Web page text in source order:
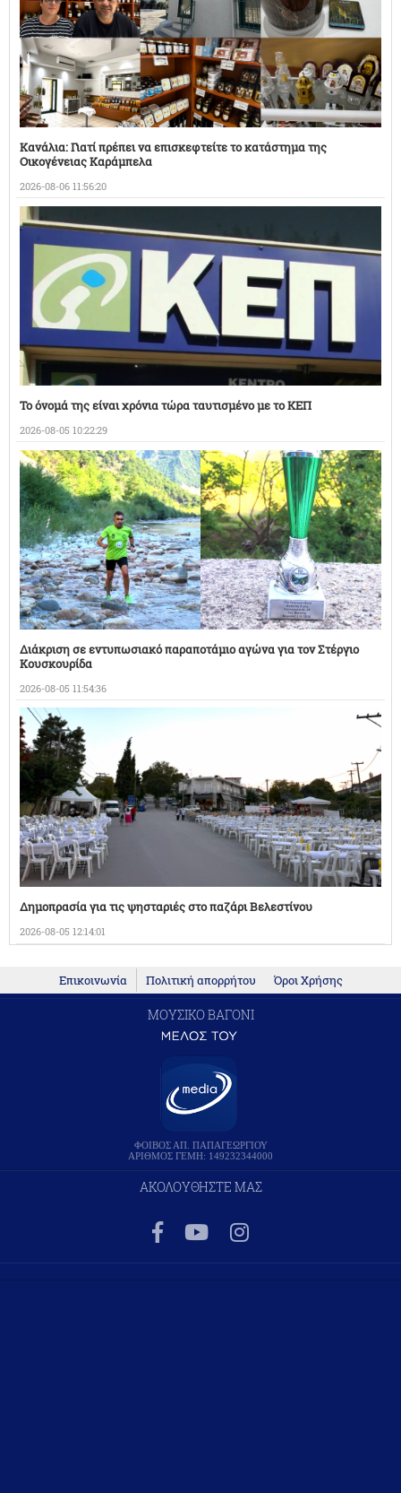
Κανάλια: Γιατί πρέπει να επισκεφτείτε το κατάστημα της
Οικογένειας Καράμπελα
2026-08-06 11:56:20
Το όνομά της είναι χρόνια τώρα ταυτισμένο με το ΚΕΠ
2026-08-05 10:22:29
Διάκριση σε εντυπωσιακό παραποτάμιο αγώνα για τον Στέργιο
Κουσκουρίδα
2026-08-05 11:54:36
Δημοπρασία για τις ψησταριές στο παζάρι Βελεστίνου
2026-08-05 12:14:01
Επικοινωνία Πολιτική απορρήτου Όροι Χρήσης
ΜΟΥΣΙΚΟ ΒΑΓΟΝΙ
ΦΟΙΒΟΣ ΑΠ. ΠΑΠΑΓΕΩΡΓΙΟΥ
ΑΡΙΘΜΟΣ ΓΕΜΗ: 149232344000
ΑΚΟΛΟΥΘΗΣΤΕ ΜΑΣ